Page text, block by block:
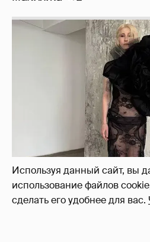
Используя данный сайт, вы
использование файлов
сделать его удобнее для вас.
Журналистка Сулим